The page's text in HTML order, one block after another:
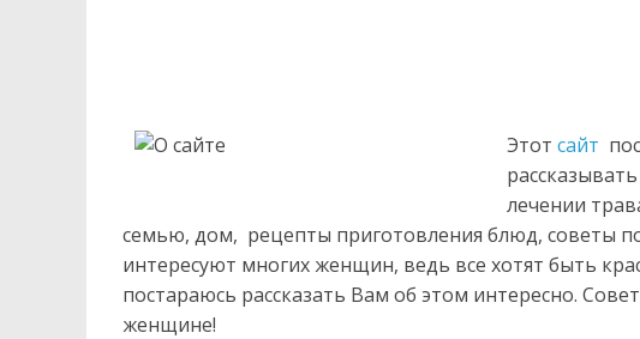
о
Этот сайт
лечении
семью, дом, рецепты приготовления блюд, советы
интересуют многих женщин, ведь все хотят быть
постараюсь рассказать Вам об этом интересно.
женщине!